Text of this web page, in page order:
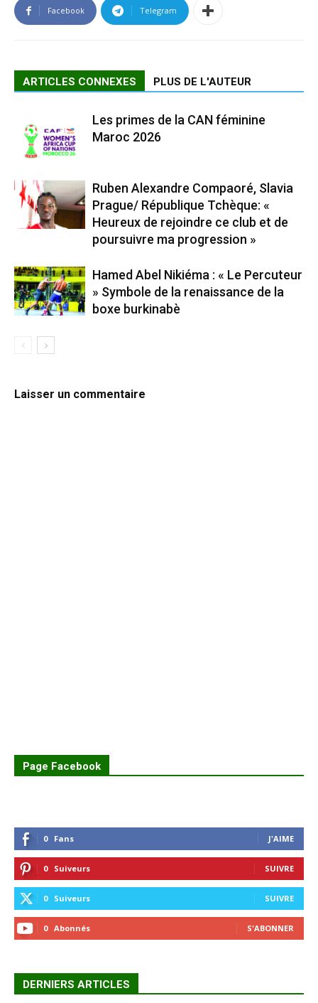
Facebook Telegram
ARTICLES CONNEXES PLUS DE L'AUTEUR
Les primes de la CAN féminine
Maroc 2026
Ruben Alexandre Compaoré, Slavia
Prague/ République Tchèque: «
Heureux de rejoindre ce club et de
poursuivre ma progression »
Hamed Abel Nikiéma : « Le Percuteur
» Symbole de la renaissance de la
boxe burkinabè
Laisser un commentaire
Page Facebook
0 Fans J'AIME
0 Suiveurs SUIVRE
0 Suiveurs SUIVRE
0 Abonnés S'ABONNER
DERNIERS ARTICLES